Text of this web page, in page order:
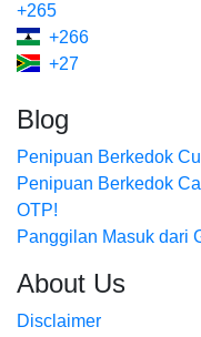
+265
+266
+27
Blog
Penipuan Berkedok
Penipuan Berkedok
OTP!
Panggilan Masuk dari
About Us
Disclaimer